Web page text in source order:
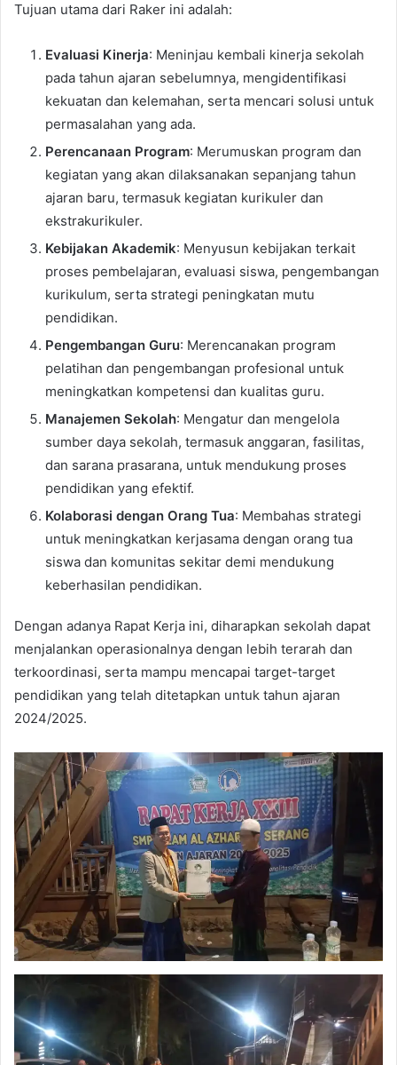
Tujuan utama dari Raker ini adalah:
Evaluasi Kinerja: Meninjau kembali kinerja sekolah
pada tahun ajaran sebelumnya, mengidentifikasi
kekuatan dan kelemahan, serta mencari solusi untuk
permasalahan yang ada.
Perencanaan Program: Merumuskan program dan
kegiatan yang akan dilaksanakan sepanjang tahun
ajaran baru, termasuk kegiatan kurikuler dan
ekstrakurikuler.
Kebijakan Akademik: Menyusun kebijakan terkait
proses pembelajaran, evaluasi siswa, pengembangan
kurikulum, serta strategi peningkatan mutu
pendidikan.
Pengembangan Guru: Merencanakan program
pelatihan dan pengembangan profesional untuk
meningkatkan kompetensi dan kualitas guru.
Manajemen Sekolah: Mengatur dan mengelola
sumber daya sekolah, termasuk anggaran, fasilitas,
dan sarana prasarana, untuk mendukung proses
pendidikan yang efektif.
Kolaborasi dengan Orang Tua: Membahas strategi
untuk meningkatkan kerjasama dengan orang tua
siswa dan komunitas sekitar demi mendukung
keberhasilan pendidikan.
Dengan adanya Rapat Kerja ini, diharapkan sekolah dapat
menjalankan operasionalnya dengan lebih terarah dan
terkoordinasi, serta mampu mencapai target-target
pendidikan yang telah ditetapkan untuk tahun ajaran
2024/2025.